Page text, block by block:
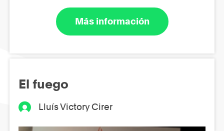
Más información
El fuego
Lluís Victory Cirer